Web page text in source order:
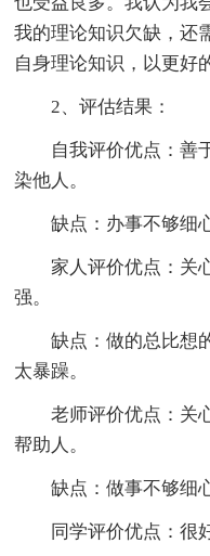
我的理论知识欠缺，还
自身理论知识，以更好
2、评估结果：
自我评价优点：善
染他人。
缺点：办事不够细
家人评价优点：关
强。
缺点：做的总比想
太暴躁。
老师评价优点：关
帮助人。
缺点：做事不够细
同学评价优点：很